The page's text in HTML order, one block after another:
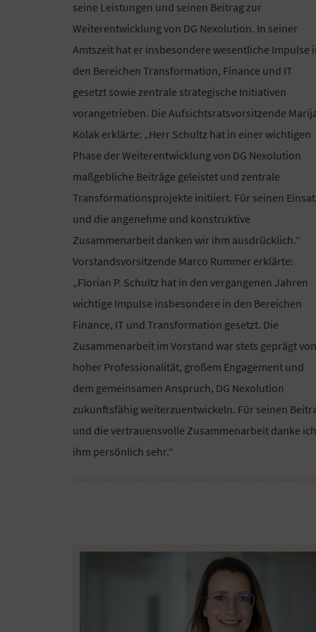
seine Leistungen und seinen Beitrag zur
Weiterentwicklung von DG Nexolution. In seiner
Amtszeit hat er insbesondere wesentliche Impulse
den Bereichen Transformation, Finance und IT
gesetzt sowie zentrale strategische Initiativen
vorangetrieben. Die Aufsichtsratsvorsitzende
Kolak erklärte: „Herr Schultz hat in einer wichtigen
Phase der Weiterentwicklung von DG Nexolution
maßgebliche Beiträge geleistet und zentrale
Transformationsprojekte initiiert. Für seinen
und die angenehme und konstruktive
Zusammenarbeit danken wir ihm ausdrücklich.“
Vorstandsvorsitzende Marco Rummer erklärte:
„Florian P. Schultz hat in den vergangenen Jahren
wichtige Impulse insbesondere in den Bereichen
Finance, IT und Transformation gesetzt. Die
Zusammenarbeit im Vorstand war stets geprägt von
hoher Professionalität, großem Engagement und
dem gemeinsamen Anspruch, DG Nexolution
zukunftsfähig weiterzuentwickeln. Für seinen
und die vertrauensvolle Zusammenarbeit danke ich
ihm persönlich sehr.“